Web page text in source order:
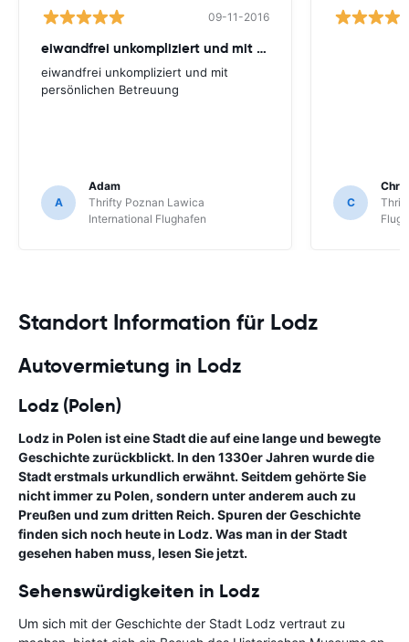
09-11-2016
eiwandfrei unkompliziert und mit persönlichen
eiwandfrei unkompliziert und mit
persönlichen Betreuung
A
Adam
Thrifty Poznan Lawica
International Flughafen
C
Standort Information für Lodz
Autovermietung in Lodz
Lodz (Polen)
Lodz in Polen ist eine Stadt die auf eine lange und bewegte
Geschichte zurückblickt. In den 1330er Jahren wurde die
Stadt erstmals urkundlich erwähnt. Seitdem gehörte Sie
nicht immer zu Polen, sondern unter anderem auch zu
Preußen und zum dritten Reich. Spuren der Geschichte
finden sich noch heute in Lodz. Was man in der Stadt
gesehen haben muss, lesen Sie jetzt.
Sehenswürdigkeiten in Lodz
Um sich mit der Geschichte der Stadt Lodz vertraut zu